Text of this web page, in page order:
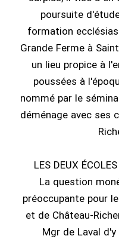
poursuite
formation
Grande Ferme à
un lieu propice à
poussées à
nommé par le
déménage avec ses
LES DEUX
La question
préoccupante pour
et de Château-
Mgr de Laval